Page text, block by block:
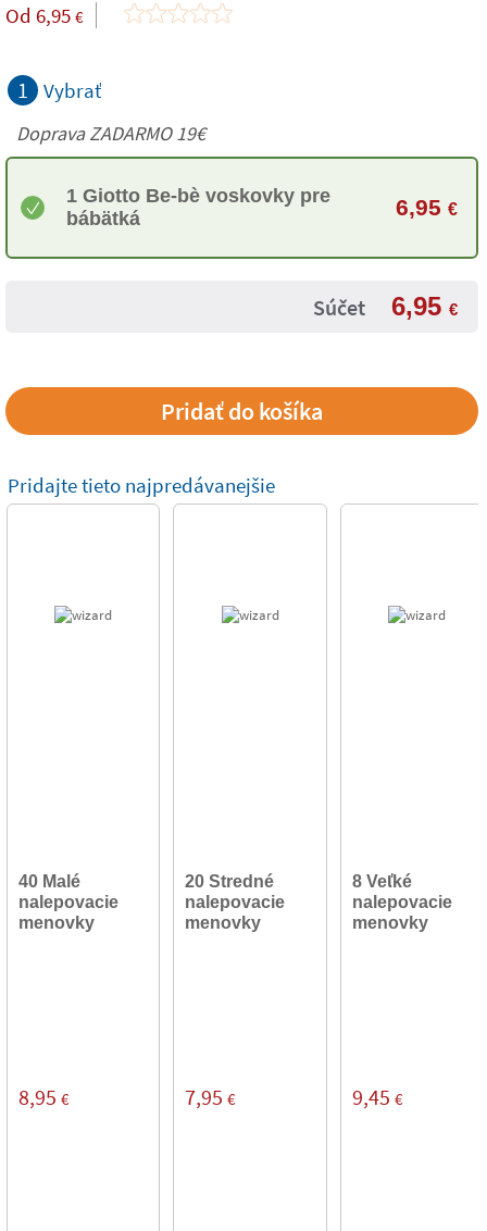
Od 6,95 €
1 Vybrať
Doprava ZADARMO 19€
1 Giotto Be-bè voskovky pre
bábätká
6,95 €
Súčet 6,95 €
Pridajte tieto najpredávanejšie
40 Malé
nalepovacie
menovky
8,95 €
20 Stredné
nalepovacie
menovky
7,95 €
8 Veľké
nalepovacie
menovky
9,45 €